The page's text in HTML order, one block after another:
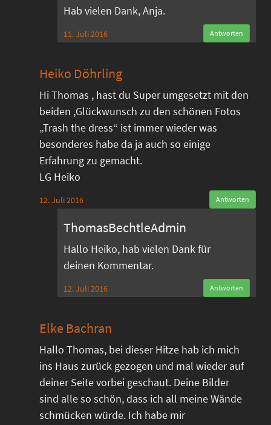
Hab vielen Dank, Anja.
11. Juli 2016 Antworten
Heiko Döhrling
Hi Thomas , hast du Super umgesetzt mit den
beiden ,Glückwunsch zu den schönen Fotos
„Trash the dress“ ist immer wieder was
besonderes habe da ja auch so einige
Erfahrung zu gemacht.
LG Heiko
12. Juli 2016 Antworten
ThomasBechtleAdmin
Hallo Heiko, hab vielen Dank für
deinen Kommentar.
12. Juli 2016 Antworten
Elke Bachran
Hallo Thomas, bei dieser Hitze hab ich mich
ins Haus zurück gezogen und mal wieder auf
deiner Seite vorbei geschaut. Deine Bilder
sind alle so schön, dass ich all meine Wände
schmücken würde. Ich habe mir